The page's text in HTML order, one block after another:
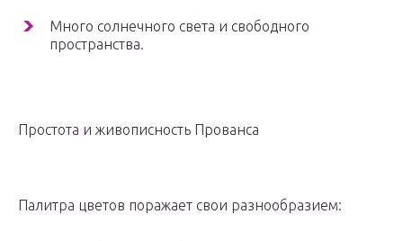
Много солнечного света и свободного
пространства.
Простота и живописность Прованса
Палитра цветов поражает свои разнообразием: